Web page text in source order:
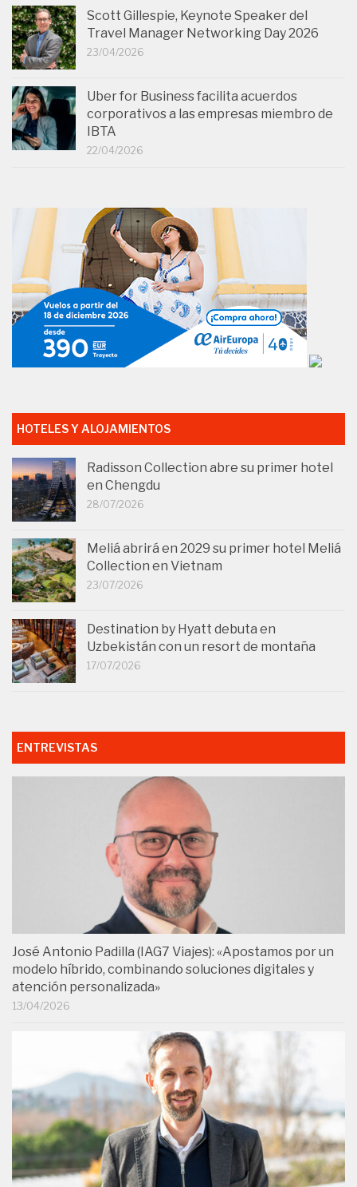
Scott Gillespie, Keynote Speaker del
Travel Manager Networking Day 2026
23/04/2026
Uber for Business facilita acuerdos
corporativos a las empresas miembro de
IBTA
22/04/2026
HOTELES Y ALOJAMIENTOS
Radisson Collection abre su primer hotel
en Chengdu
28/07/2026
Meliá abrirá en 2029 su primer hotel Meliá
Collection en Vietnam
23/07/2026
Destination by Hyatt debuta en
Uzbekistán con un resort de montaña
17/07/2026
ENTREVISTAS
José Antonio Padilla (IAG7 Viajes): «Apostamos por un
modelo híbrido, combinando soluciones digitales y
atención personalizada»
13/04/2026